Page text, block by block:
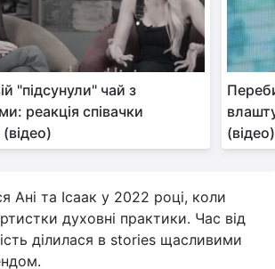
"підсунули" чай з
реакція співачки
(відео)
Ані та Ісаак у 2022 році, коли
духовні практики. Час від
ділилася в stories щасливими